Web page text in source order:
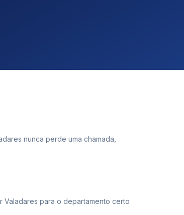
nunca perde uma chamada,
Valadares para o departamento certo